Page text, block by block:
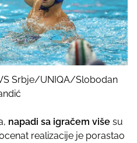
Srbje/UNIQA/Slobodan
napadi sa igračem više su
realizacije je porastao